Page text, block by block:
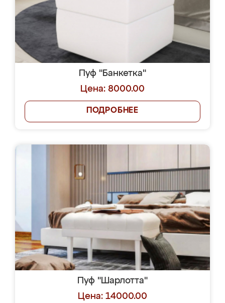
Пуф "Банкетка"
Цена: 8000.00
ПОДРОБНЕЕ
Пуф "Шарлотта"
Цена: 14000.00